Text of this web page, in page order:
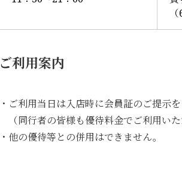
ご利用案内
・ご利用当日は入店時に会員証のご提示
（同行者の皆様も優待料金でご利用い
・他の優待等との併用はできません。